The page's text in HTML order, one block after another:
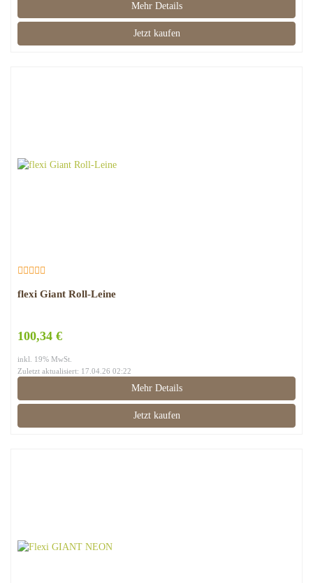
Mehr Details
Jetzt kaufen
flexi Giant Roll-Leine
100,34 €
inkl. 19% MwSt.
Zuletzt aktualisiert: 17.04.26 02:22
Mehr Details
Jetzt kaufen